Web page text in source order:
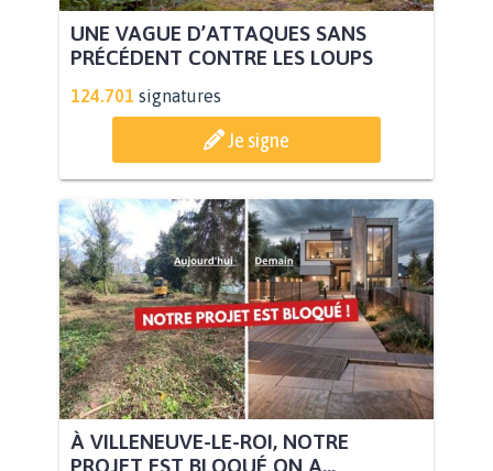
UNE VAGUE D’ATTAQUES SANS
PRÉCÉDENT CONTRE LES LOUPS
124.701 signatures
Je signe
À VILLENEUVE-LE-ROI, NOTRE
PROJET EST BLOQUÉ ON A...